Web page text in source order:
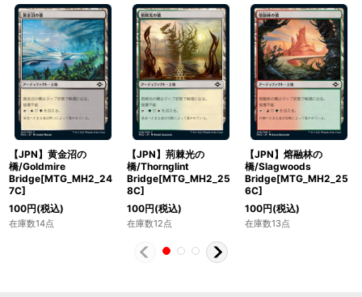
【JPN】黄金沼の
橋/Goldmire
Bridge[MTG_MH2_24
7C]
100円(税込)
在庫数14点
【JPN】荊棘光の
橋/Thornglint
Bridge[MTG_MH2_25
8C]
100円(税込)
在庫数12点
【JPN】熔融林の
橋/Slagwoods
Bridge[MTG_MH2_25
6C]
100円(税込)
在庫数13点